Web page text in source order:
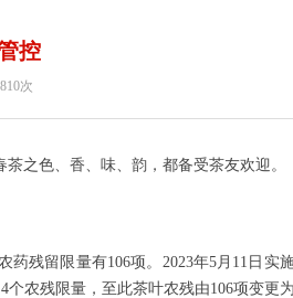
控
次
之色、香、味、韵，都备受茶友欢迎。
药残留限量有106项。 2023年5月11日实
个农残限量 ，至此茶叶农残由106项变更为